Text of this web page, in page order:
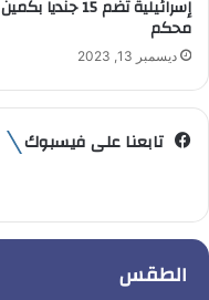
إسرائيلية تضم 15 جنديا بكمين
محكم
ديسمبر 13, 2023
تابعنا على فيسبوك
الطقس